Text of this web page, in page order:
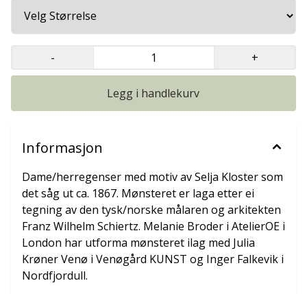
- +
Legg i handlekurv
Informasjon
Dame/herregenser med motiv av Selja Kloster som
det såg ut ca. 1867. Mønsteret er laga etter ei
tegning av den tysk/norske målaren og arkitekten
Franz Wilhelm Schiertz. Melanie Broder i AtelierOE i
London har utforma mønsteret ilag med Julia
Krøner Venø i Venøgård KUNST og Inger Falkevik i
Nordfjordull.